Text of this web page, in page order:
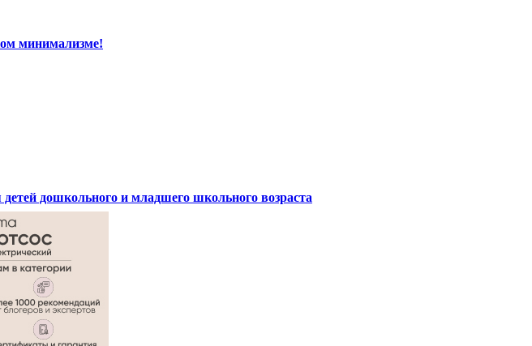
минимализме!
дошкольного и младшего школьного возраста